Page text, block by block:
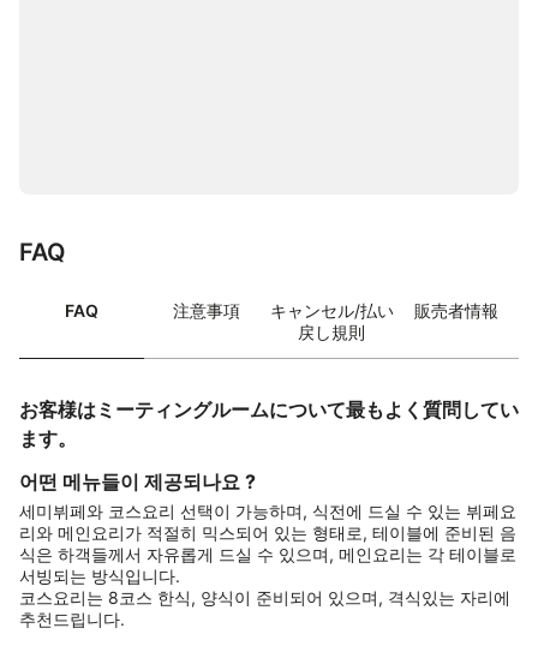
FAQ
FAQ 注意事項
キャンセル/払い
戻し規則
販売者情報
お客様はミーティングルームについて最もよく質問してい
ます。
어떤 메뉴들이 제공되나요 ?
세미뷔페와 코스요리 선택이 가능하며, 식전에 드실 수 있는 뷔페요
리와 메인요리가 적절히 믹스되어 있는 형태로, 테이블에 준비된 음
식은 하객들께서 자유롭게 드실 수 있으며, 메인요리는 각 테이블로
서빙되는 방식입니다.
코스요리는 8코스 한식, 양식이 준비되어 있으며, 격식있는 자리에
추천드립니다.